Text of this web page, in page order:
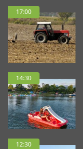
17:00
14:30
12:30